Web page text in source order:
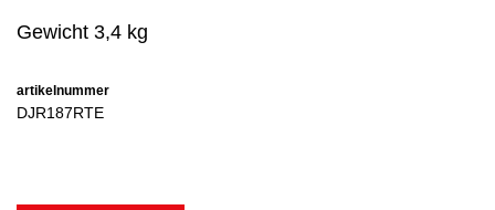
Gewicht 3,4 kg
artikelnummer
DJR187RTE